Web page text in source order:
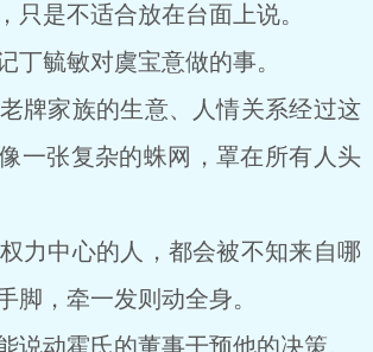
是不适合放在台面上说。
毓敏对虞宝意做的事。
家族的生意、人情关系经过这
一张复杂的蛛网，罩在所有人头
中心的人，都会被不知来自哪
脚，牵一发则动全身。
动霍氏的董事干预他的决策。